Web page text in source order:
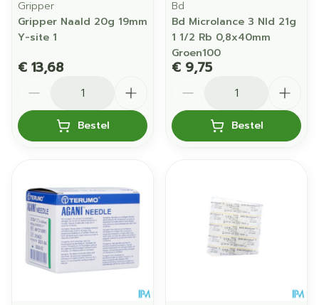
Gripper
Gripper Naald 20g 19mm
Y-site 1
€ 13,68
Bestel
Bd
Bd Microlance 3 Nld 21g
1 1/2 Rb 0,8x40mm
Groen100
€ 9,75
Bestel